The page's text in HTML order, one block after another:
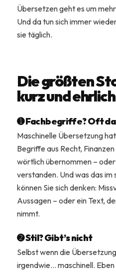
Übersetzen geht es um
Und da tun sich immer
sie täglich.
Die größten
kurz und ehrlich
➊ Fachbegriffe? Oft
Maschinelle Übersetzung
Begriffe aus Recht,
wörtlich übernommen –
verstanden. Und was das
können Sie sich denken:
Aussagen – oder ein Text,
nimmt.
➋ Stil? Gibt’s nicht
Selbst wenn die
irgendwie… maschinell.